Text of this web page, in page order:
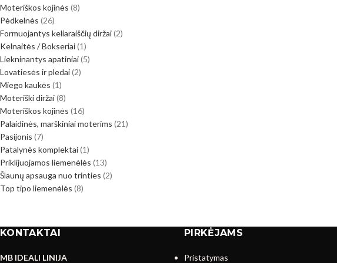
Moteriškos kojinės 8
Pėdkelnės 26
Formuojantys keliaraiščių diržai 2
Kelnaitės / Bokseriai 1
Liekninantys apatiniai 5
Lovatiesės ir pledai 2
Miego kaukės 1
Moteriški diržai 8
Moteriškos kojinės 16
Palaidinės, marškiniai moterims 21
Pasijonis 7
Patalynės komplektai 1
Priklijuojamos liemenėlės 13
Šlaunų apsauga nuo trinties 2
Top tipo liemenėlės 8
KONTAKTAI
MB IDEALI LINIJA
PIRKĖJAMS
Pristatymas